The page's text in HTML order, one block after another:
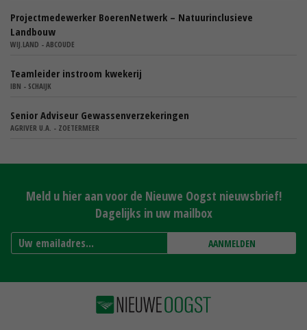
Projectmedewerker BoerenNetwerk – Natuurinclusieve
Landbouw
WIJ.LAND - ABCOUDE
Teamleider instroom kwekerij
IBN - SCHAIJK
Senior Adviseur Gewassenverzekeringen
AGRIVER U.A. - ZOETERMEER
Meld u hier aan voor de Nieuwe Oogst nieuwsbrief!
Dagelijks in uw mailbox
AANMELDEN